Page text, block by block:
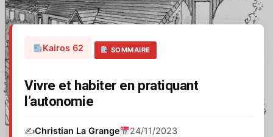
Kairos 62 SOMMAIRE
Vivre et habiter en pratiquant
l’autonomie
✍️Christian La Grange 24/11/2023